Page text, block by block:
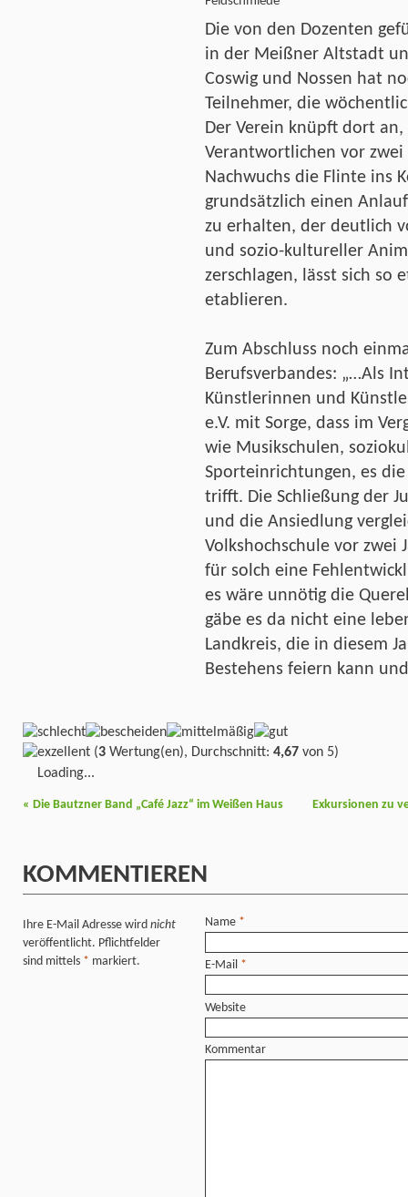
Die von den Dozenten
in der Meißner Altstadt
Coswig und Nossen hat
Teilnehmer, die
Der Verein knüpft dort
Verantwortlichen vor
Nachwuchs die Flinte ins
grundsätzlich einen
zu erhalten, der deutlich
und sozio-kultureller
zerschlagen, lässt sich so
etablieren.
Zum Abschluss noch
Berufsverbandes: „…Als
Künstlerinnen und
e.V. mit Sorge, dass im
wie Musikschulen,
Sporteinrichtungen, es
trifft. Die Schließung der
und die Ansiedlung
Volkshochschule vor zwei
für solch eine
es wäre unnötig die
gäbe es da nicht eine
Landkreis, die in diesem
Bestehens feiern kann
(3 Wertung(en), Durchschnitt: 4,67 von 5)
Loading...
« Die Bautzner Band „Café Jazz“ im Weißen Haus Exkursionen zu
KOMMENTIEREN
Ihre E-Mail Adresse wird nicht
veröffentlicht. Pflichtfelder
sind mittels * markiert.
Name *
E-Mail *
Website
Kommentar